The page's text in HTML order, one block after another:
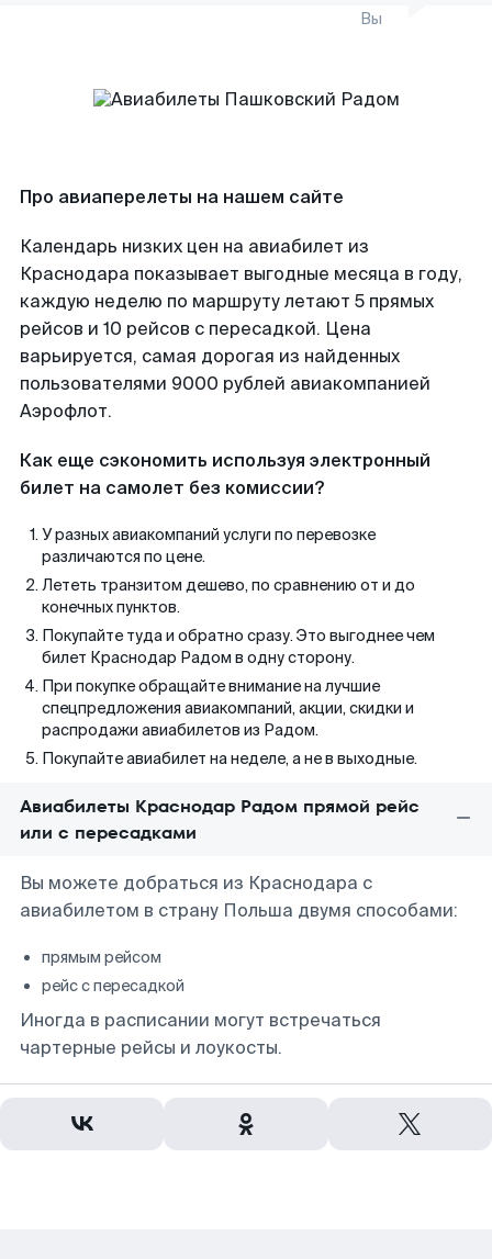
Вы
Про авиаперелеты на нашем сайте
Календарь низких цен на авиабилет из
Краснодара показывает выгодные месяца в году,
каждую неделю по маршруту летают 5 прямых
рейсов и 10 рейсов с пересадкой. Цена
варьируется, самая дорогая из найденных
пользователями 9000 рублей авиакомпанией
Аэрофлот.
Как еще сэкономить используя электронный
билет на самолет без комиссии?
У разных авиакомпаний услуги по перевозке
различаются по цене.
Лететь транзитом дешево, по сравнению от и до
конечных пунктов.
Покупайте туда и обратно сразу. Это выгоднее чем
билет Краснодар Радом в одну сторону.
При покупке обращайте внимание на лучшие
спецпредложения авиакомпаний, акции, скидки и
распродажи авиабилетов из Радом.
Покупайте авиабилет на неделе, а не в выходные.
Авиабилеты Краснодар Радом прямой рейс
или с пересадками
Вы можете добраться из Краснодара с
авиабилетом в страну Польша двумя способами:
прямым рейсом
рейс с пересадкой
Иногда в расписании могут встречаться
чартерные рейсы и лоукосты.